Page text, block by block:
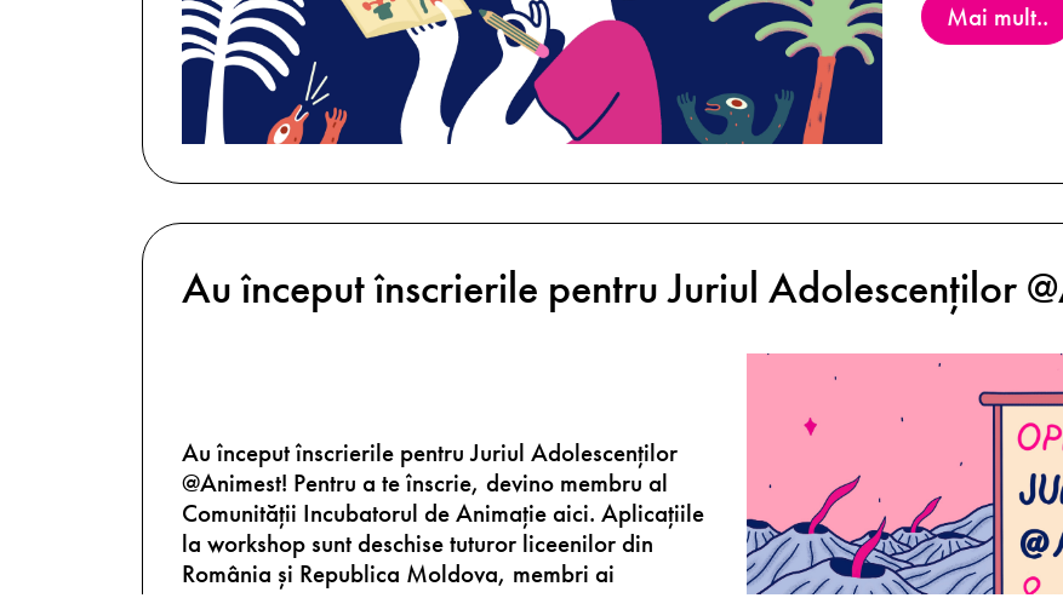
Mai mult..
Au început înscrierile pentru Juriul Adolescenților
Au început înscrierile pentru Juriul Adolescenților
@Animest! Pentru a te înscrie, devino membru al
Comunității Incubatorul de Animație aici. Aplicațiile
la workshop sunt deschise tuturor liceenilor din
România și Republica Moldova, membri ai